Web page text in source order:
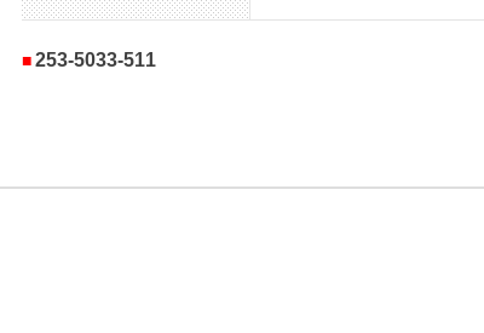
253-5033-511